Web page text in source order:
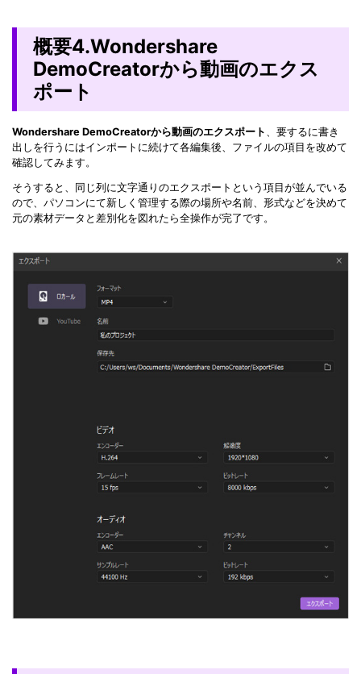
概要4.Wondershare
DemoCreatorから動画のエクス
ポート
Wondershare DemoCreatorから動画のエクスポート
、要するに書き
出しを行うにはインポートに続けて各編集後、ファイルの項目を改めて
確認してみます。
そうすると、同じ列に文字通りのエクスポートという項目が並んでいる
ので、パソコンにて新しく管理する際の場所や名前、形式などを決めて
元の素材データと差別化を図れたら全操作が完了です。